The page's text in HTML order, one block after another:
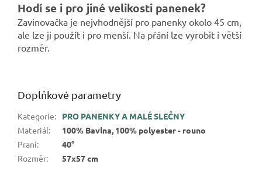
Hodí se i pro jiné velikosti panenek?
Zavinovačka je nejvhodnější pro panenky okolo 45 cm,
ale lze ji použít i pro menší. Na přání lze vyrobit i větší
rozměr.
Doplňkové parametry
Kategorie:
PRO PANENKY A MALÉ SLEČNY
Materiál:
100% Bavlna, 100% polyester - rouno
Praní:
40°
Rozměr: 57x57 cm